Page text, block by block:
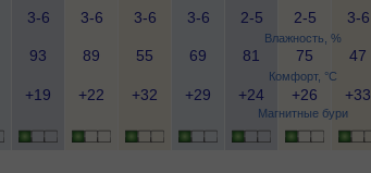
Влажность, %
Комфорт, °C
Магнитные бури
3-6
3-6
3-6
3-6
2-5
2-5
3-6
93 89 55 69 81 75 47
+19 +22 +32 +29 +24 +26 +33